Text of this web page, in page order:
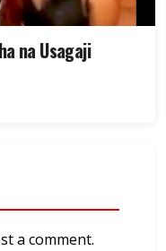
na Usagaji
a comment.